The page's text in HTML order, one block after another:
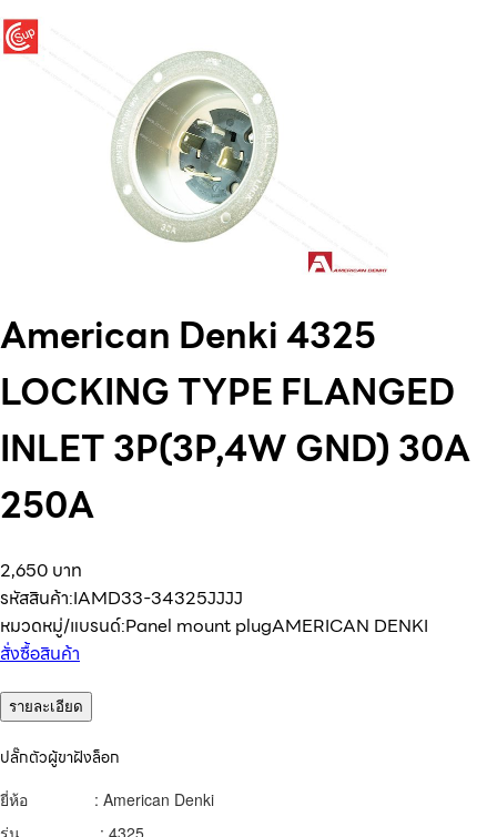
American Denki 4325
LOCKING TYPE FLANGED
INLET 3P(3P,4W GND) 30A
250A
2,650 บาท
รหัสสินค้า:IAMD33-34325JJJJ
หมวดหมู่/แบรนด์:Panel mount plugAMERICAN DENKI
สั่งซื้อสินค้า
รายละเอียด
ปลั๊กตัวผู้ขาฝังล็อก
ยี่ห้อ : American Denki
รุ่น : 4325